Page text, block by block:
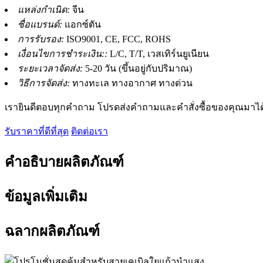
แหล่งกำเนิด: จีน
ชื่อแบรนด์: แอกซ์ตัน
การรับรอง: ISO9001, CE, FCC, ROHS
เงื่อนไขการชำระเงิน:: L/C, T/T, เวสเทิร์นยูเนียน
ระยะเวลาจัดส่ง: 5-20 วัน (ขึ้นอยู่กับปริมาณ)
วิธีการจัดส่ง: ทางทะเล ทางอากาศ ทางด่วน
เรายินดีตอบทุกคำถาม โปรดส่งคำถามและคำสั่งซื้อของคุณมาไ
รับราคาที่ดีที่สุด ติดต่อเรา
คำอธิบายผลิตภัณฑ์
ข้อมูลเพิ่มเติม
ฉลากผลิตภัณฑ์